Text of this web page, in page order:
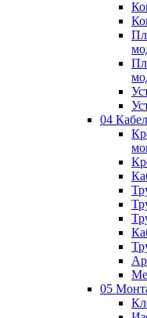
04
05